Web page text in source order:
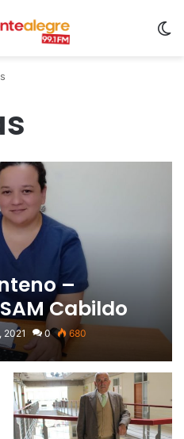
–
Cabildo
2021 0 680